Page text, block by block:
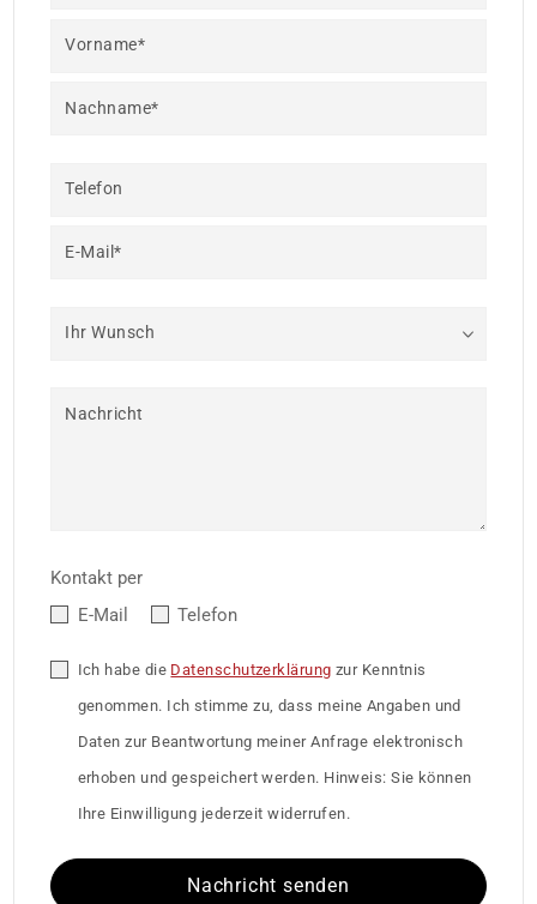
Vorname*
Nachname*
Telefon
E-Mail*
Ihr Wunsch
Nachricht
Kontakt per
E-Mail
Telefon
Ich habe die Datenschutzerklärung zur Kenntnis
genommen. Ich stimme zu, dass meine Angaben und
Daten zur Beantwortung meiner Anfrage elektronisch
erhoben und gespeichert werden. Hinweis: Sie können
Ihre Einwilligung jederzeit widerrufen.
Nachricht senden